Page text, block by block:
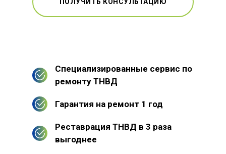
Специализированные сервис по
ремонту ТНВД
Гарантия на ремонт 1 год
Реставрация ТНВД в 3 раза
выгоднее